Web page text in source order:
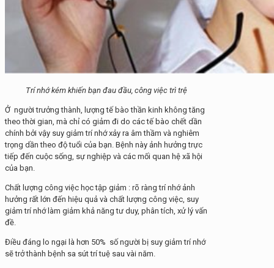
Trí nhớ kém khiến bạn đau đầu, công việc trì trệ
Ở người trưởng thành, lượng tế bào thần kinh không tăng
theo thời gian, mà chỉ có giảm đi do các tế bào chết dần
chính bởi vậy suy giảm trí nhớ xảy ra âm thầm và nghiêm
trọng dần theo độ tuổi của bạn. Bệnh này ảnh hưởng trực
tiếp đến cuộc sống, sự nghiệp và các mối quan hệ xã hội
của bạn.
Chất lượng công việc học tập giảm : rõ ràng trí nhớ ảnh
hưởng rất lớn đến hiệu quả và chất lượng công việc, suy
giảm trí nhớ làm giảm khả năng tư duy, phân tích, xử lý vấn
đề.
Điều đáng lo ngại là hơn 50% số người bị suy giảm trí nhớ
sẽ trở thành bệnh sa sút trí tuệ sau vài năm.